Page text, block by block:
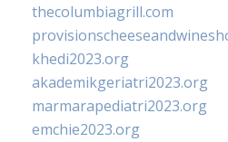
thecolumbiagrill.com
khedi2023.org
akademikgeriatri2023.org
marmarapediatri2023.org
emchie2023.org